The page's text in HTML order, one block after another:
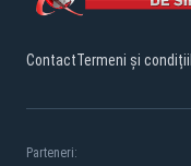
ContactTermeni și condiții
Parteneri: